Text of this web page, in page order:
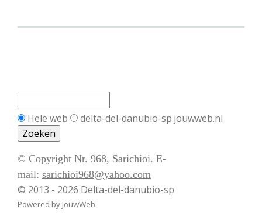
Hele web delta-del-danubio-sp.jouwweb.nl
© Copyright Nr. 968, Sarichioi. E-
mail: sarichioi968@yahoo.com
© 2013 - 2026 Delta-del-danubio-sp
Powered by JouwWeb